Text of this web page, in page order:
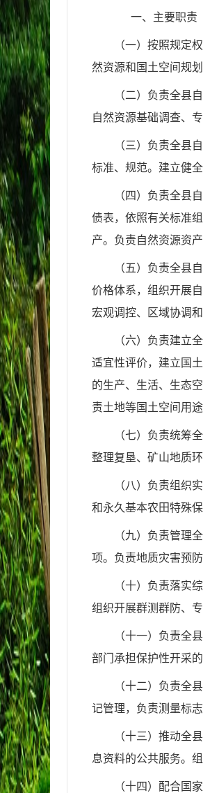
一、主要职责
（一）按照规定
然资源和国土空间规
（二）负责全县
自然资源基础调查、
（三）负责全县
标准、规范。建立健
（四）负责全县
债表，依照有关标准
产。负责自然资源资
（五）负责全县
价格体系，组织开展
宏观调控、区域协调
（六）负责建立
适宜性评价，建立国
的生产、生活、生态
责土地等国土空间用
（七）负责统筹
整理复垦、矿山地质
（八）负责组织
和永久基本农田特殊
（九）负责管理
项。负责地质灾害预
（十）负责落实
组织开展群测群防、
（十一）负责全
部门承担保护性开采
（十二）负责全
记管理，负责测量标
（十三）推动全
息资料的公共服务。
（十四）配合国